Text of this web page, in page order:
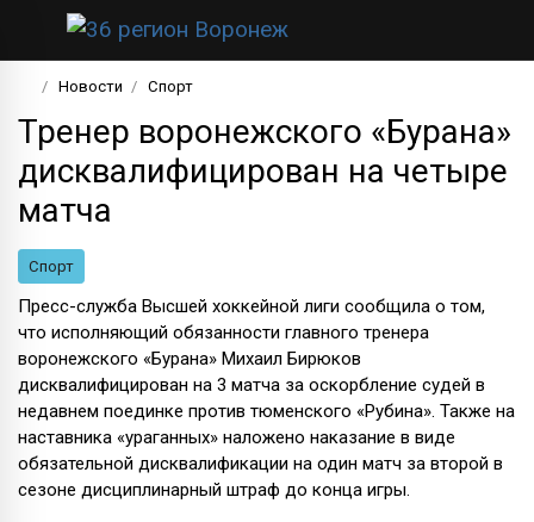
Новости Спорт
Тренер воронежского «Бурана»
дисквалифицирован на четыре
матча
Спорт
Пресс-служба Высшей хоккейной лиги сообщила о том,
что исполняющий обязанности главного тренера
воронежского «Бурана» Михаил Бирюков
дисквалифицирован на 3 матча за оскорбление судей в
недавнем поединке против тюменского «Рубина». Также на
наставника «ураганных» наложено наказание в виде
обязательной дисквалификации на один матч за второй в
сезоне дисциплинарный штраф до конца игры.